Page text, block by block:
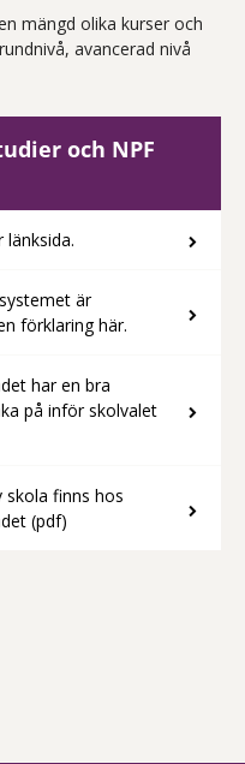
mängd olika kurser och
avancerad nivå
och NPF
länksida.
är
förklaring här.
har en bra
på inför skolvalet
skola finns hos
(pdf)